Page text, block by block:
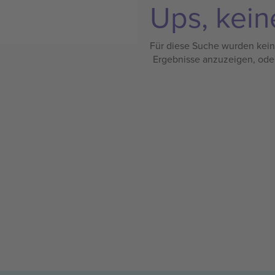
Ups,
Für diese Suche wurden
Ergebnisse anzuzeigen,